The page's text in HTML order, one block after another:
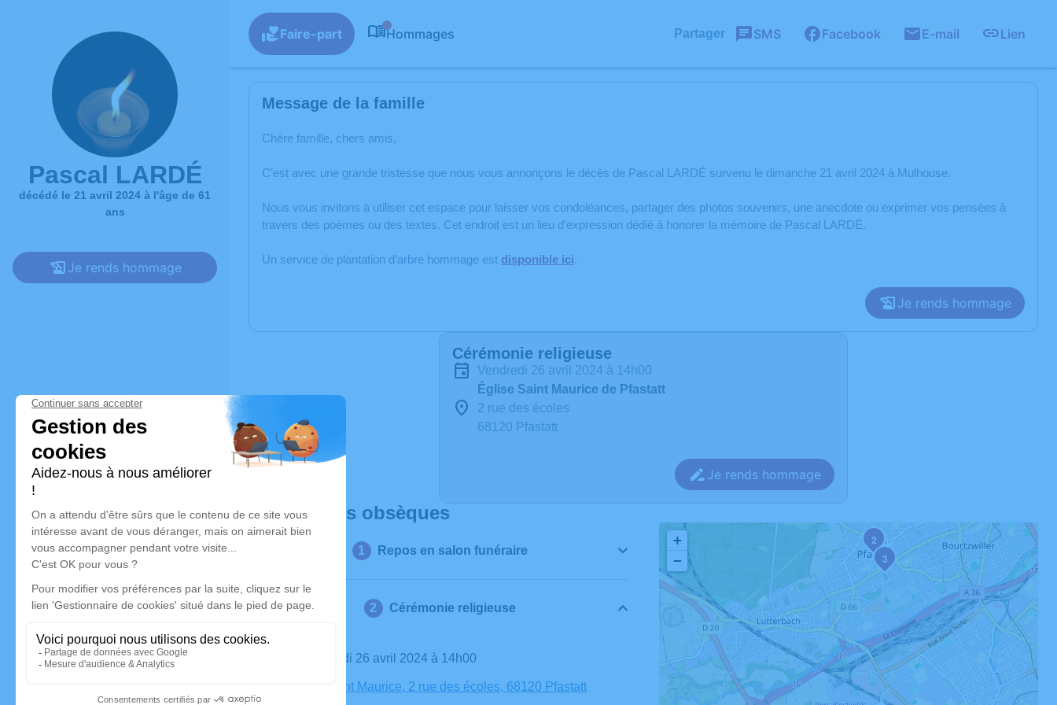
Pascal LARDÉ
décédé le 21 avril 2024 à l'âge de 61
ans
Je rends hommage
Faire-part Hommages Partager SMS Facebook E-mail Lien
Message de la famille
Chère famille, chers amis,
C’est avec une grande tristesse que nous vous annonçons le décès de Pascal LARDÉ survenu le dimanche 21 avril 2024 à Mulhouse.
Nous vous invitons à utiliser cet espace pour laisser vos condoléances, partager des photos souvenirs, une anecdote ou exprimer vos pensées à
travers des poèmes ou des textes. Cet endroit est un lieu d'expression dédié à honorer la mémoire de Pascal LARDÉ.
Un service de plantation d’arbre hommage est disponible ici.
Je rends hommage
Cérémonie religieuse
vendredi 26 avril 2024 à 14h00
Église Saint Maurice de Pfastatt
2 rue des écoles
68120 Pfastatt
Je rends hommage
Déroulé des obsèques
Repos en salon funéraire
Cérémonie religieuse
Le vendredi 26 avril 2024 à 14h00
Église Saint Maurice, 2 rue des écoles, 68120 Pfastatt
2
3
+
−